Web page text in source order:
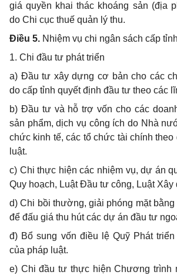
giá quyền khai thác khoáng sản (địa
do Chi cục thuế quản lý thu.
Điều 5. Nhiệm vụ chi ngân sách cấp tỉnh
1. Chi đầu tư phát triển
a) Đầu tư xây dựng cơ bản cho các
do cấp tỉnh quyết định đầu tư theo các
b) Đầu tư và hỗ trợ vốn cho các
sản phẩm, dịch vụ công ích do Nhà
chức kinh tế, các tổ chức tài chính theo
luật.
c) Chi thực hiện các nhiệm vụ, dự án
Quy hoạch, Luật Đầu tư công, Luật Xây
d)Chi bồi thường, giải phóng mặt bằng
để đấu giá thu hút các dự án đầu tư
đ) Bổ sung vốn điều lệ Quỹ Phát
của pháp luật.
e) Chi đầu tư thực hiện Chương trình